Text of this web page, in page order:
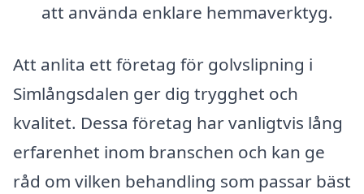
att använda enklare hemmaverktyg.
Att anlita ett företag för golvslipning i
Simlångsdalen ger dig trygghet och
kvalitet. Dessa företag har vanligtvis lång
erfarenhet inom branschen och kan ge
råd om vilken behandling som passar bäst